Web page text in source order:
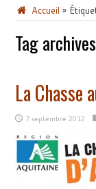
Accueil »
Tag
La Chasse
7 septembre 2012